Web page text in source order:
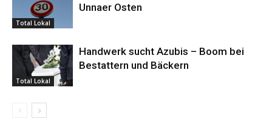
Total Lokal
Unnaer Osten
Total Lokal
Handwerk sucht Azubis – Boom bei
Bestattern und Bäckern